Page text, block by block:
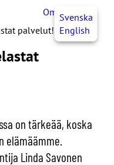
OmaJHLSvenska
English
palvelut!
on tärkeää, koska
elämäämme.
Linda Savonen